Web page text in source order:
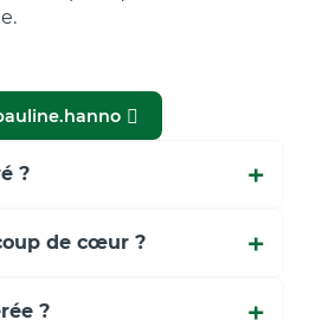
?
de cœur ?
?